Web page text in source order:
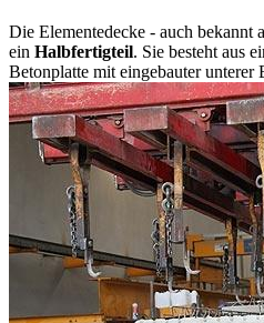
Die Elementedecke - auch bekannt
ein Halbfertigteil. Sie besteht aus
Betonplatte mit eingebauter unterer